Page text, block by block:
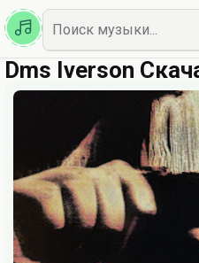
Казахская
Наш Топ
Dms Iverson